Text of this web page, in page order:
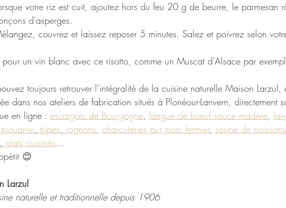
votre riz est cuit, ajoutez hors du feu 20 g de beurre, le parmesan
d’asperges.
couvrez et laissez reposer 5 minutes. Salez et poivrez selon
un vin blanc avec ce risotto, comme un Muscat d’Alsace par
toujours retrouver l’intégralité de la cuisine naturelle Maison Larzul,
dans nos ateliers de fabrication situés à Plonéour-Lanvern, directement
en ligne : escargots de Bourgogne, langue de bœuf sauce madère,
, tripes, rognons, charcuteries pur porc fermier, soupe de poissons
, plats cuisinés…
😊
Larzul
naturelle et traditionnelle depuis 1906